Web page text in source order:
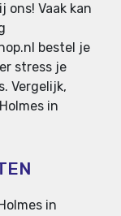
ons! Vaak kan
bestel je
stress je
Vergelijk,
in
in